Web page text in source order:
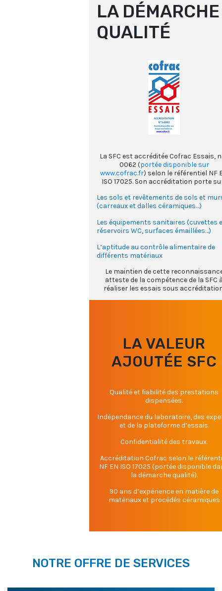
LA DÉMARCHE
QUALITÉ
La SFC est accréditée Cofrac Essais,
0062 (portée disponible sur
www.cofrac.fr) selon le référentiel NF
ISO 17025. Son accréditation porte
Les sols et revêtements de sols et
(carreaux et dalles céramiques…)
Les équipements sanitaires (cuvettes
réservoirs WC, surfaces émaillées…)
L’aptitude au contrôle alimentaire de
différents matériaux
Le maintien de cette
atteste de la compétence de la SFC
réaliser les essais sous
LA VALEUR
AJOUTÉE SFC
Qualité et fiabilité des prestations
dispensées.
Indépendance du laboratoire, des
et de la plateforme d’essais.
Confidentialité des travaux.
Accréditation Cofrac selon le
NF EN ISO 17025 (portée disponible
la démarche qualité).
90 ans d’expérience en matière de
matériaux et procédés céramiques
NOTRE OFFRE DE SERVICES